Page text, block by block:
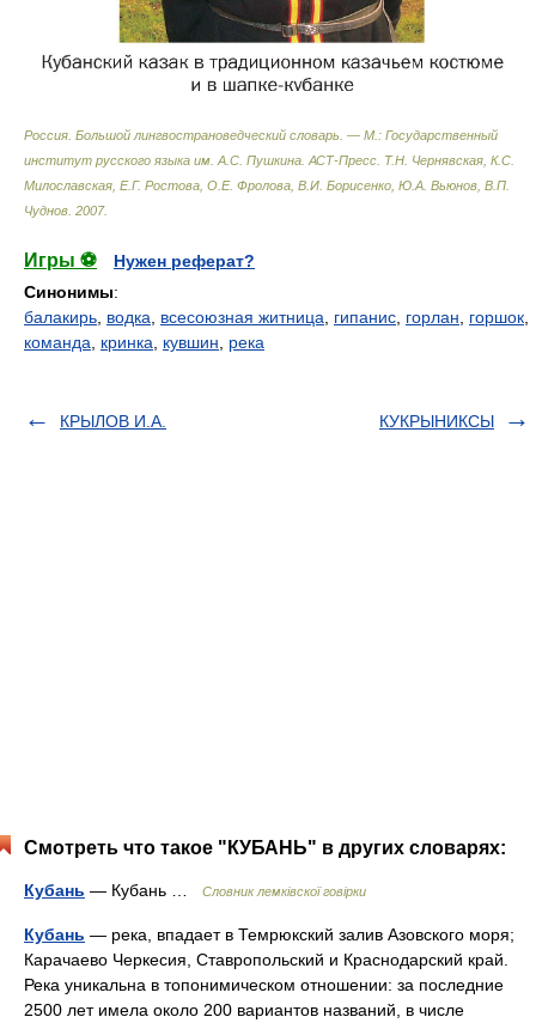
Россия. Большой лингвострановедческий словарь. — М.: Государственный
институт русского языка им. А.С. Пушкина. АСТ-Пресс Т.Н. Чернявская, К.С.
Милославская, Е.Г. Ростова, О.Е. Фролова, В.И. Борисенко, Ю.А. Вьюнов, В.П.
Чуднов 2007.
Игры ⚽
Нужен реферат?
Синонимы:
балакирь водка всесоюзная житница гипанис горлан горшок
команда
кринка кувшин река
КРЫЛОВ И.А. КУКРЫНИКСЫ
Смотреть что такое "КУБАНЬ" в других словарях:
Кубань — Кубань … Словник лемківскої говірки
Кубань — река, впадает в Темрюкский залив Азовского моря;
Карачаево Черкесия, Ставропольский и Краснодарский край.
Река уникальна в топонимическом отношении: за последние
2500 лет имела около 200 вариантов названий, в числе